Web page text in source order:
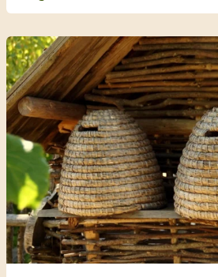
und
Magie
und
die
Rolle
der
Nährstoffe